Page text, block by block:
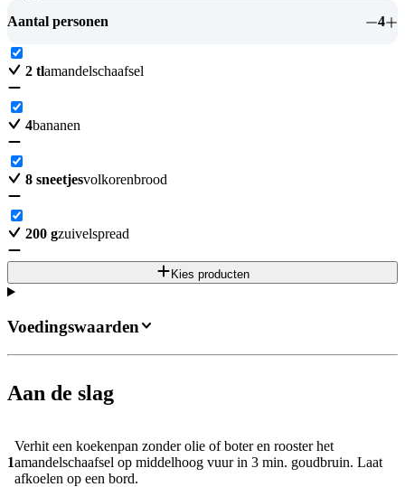
Aantal personen 4
2 tlamandelschaafsel
4bananen
8 sneetjesvolkorenbrood
200 gzuivelspread
Kies producten
Aan de slag
1
Verhit een koekenpan zonder olie of boter en rooster het
amandelschaafsel op middelhoog vuur in 3 min. goudbruin. Laat
afkoelen op een bord.
Voedingswaarden